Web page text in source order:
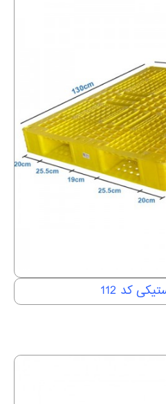
کد 112